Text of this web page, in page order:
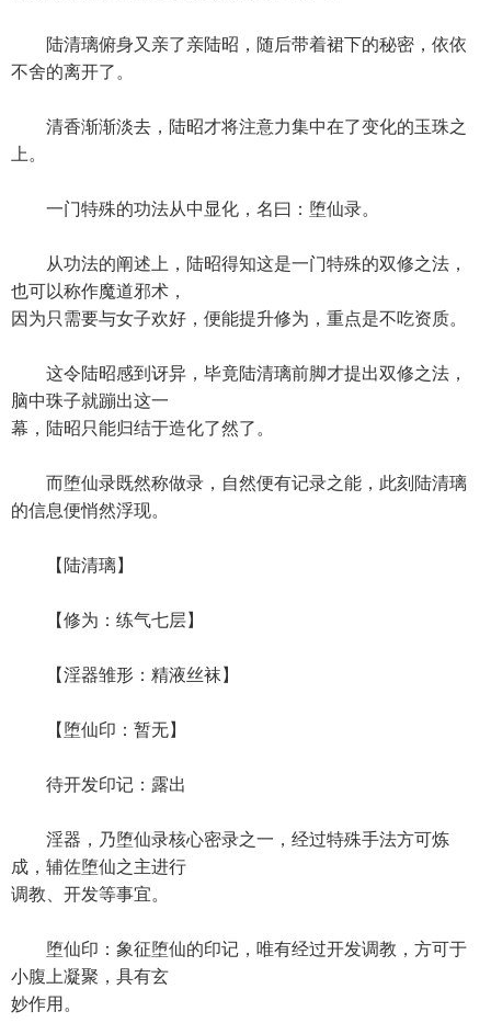
陆清璃俯身又亲了亲陆昭，随后带着裙下的秘密，依依
不舍的离开了。
清香渐渐淡去，陆昭才将注意力集中在了变化的玉珠之
上。
一门特殊的功法从中显化，名曰：堕仙录。
从功法的阐述上，陆昭得知这是一门特殊的双修之法，
也可以称作魔道邪术，
因为只需要与女子欢好，便能提升修为，重点是不吃资质。
这令陆昭感到讶异，毕竟陆清璃前脚才提出双修之法，
脑中珠子就蹦出这一
幕，陆昭只能归结于造化了然了。
而堕仙录既然称做录，自然便有记录之能，此刻陆清璃
的信息便悄然浮现。
【陆清璃】
【修为：练气七层】
【淫器雏形：精液丝袜】
【堕仙印：暂无】
待开发印记：露出
淫器，乃堕仙录核心密录之一，经过特殊手法方可炼
成，辅佐堕仙之主进行
调教、开发等事宜。
堕仙印：象征堕仙的印记，唯有经过开发调教，方可于
小腹上凝聚，具有玄
妙作用。